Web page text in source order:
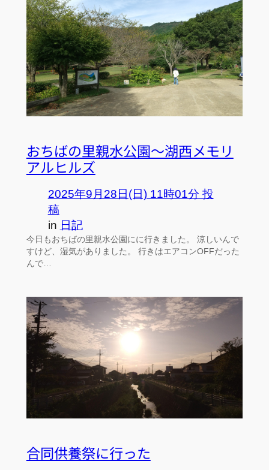
おちばの里親水公園～湖西メモリ
アルヒルズ
2025年9月28日(日) 11時01分 投
稿
in 日記
今日もおちばの里親水公園にに行きました。 涼しいんで
すけど、湿気がありました。 行きはエアコンOFFだった
んで…
合同供養祭に行った